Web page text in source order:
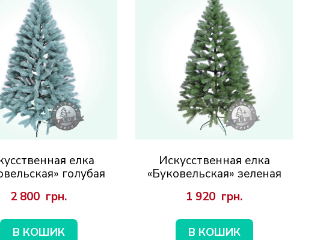
елка
голубая
2 800  грн.
В КОШИК
Искусственная елка
«Буковельская» зеленая
1 920  грн.
В КОШИК